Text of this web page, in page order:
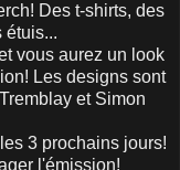
Des t-shirts, des
étuis...
vous aurez un look
Les designs sont
et Simon
3 prochains jours!
l'émission!